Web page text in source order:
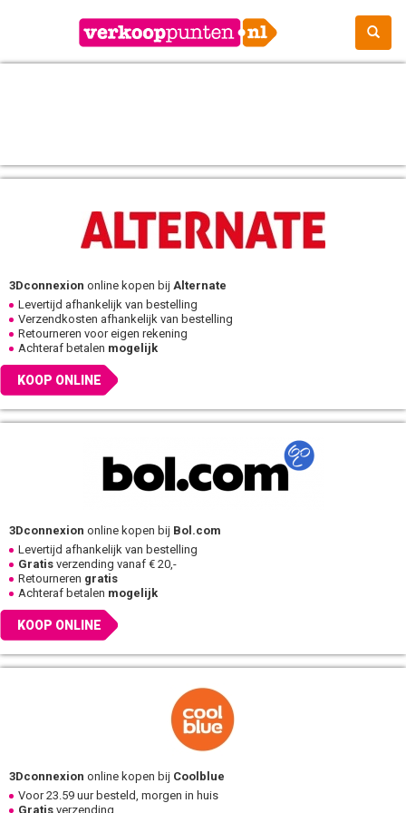
3Dconnexion online kopen bij Alternate
Levertijd afhankelijk van bestelling
Verzendkosten afhankelijk van bestelling
Retourneren voor eigen rekening
Achteraf betalen mogelijk
KOOP ONLINE
3Dconnexion online kopen bij Bol.com
Levertijd afhankelijk van bestelling
Gratis verzending vanaf € 20,-
Retourneren gratis
Achteraf betalen mogelijk
KOOP ONLINE
3Dconnexion online kopen bij Coolblue
Voor 23.59 uur besteld, morgen in huis
Gratis verzending